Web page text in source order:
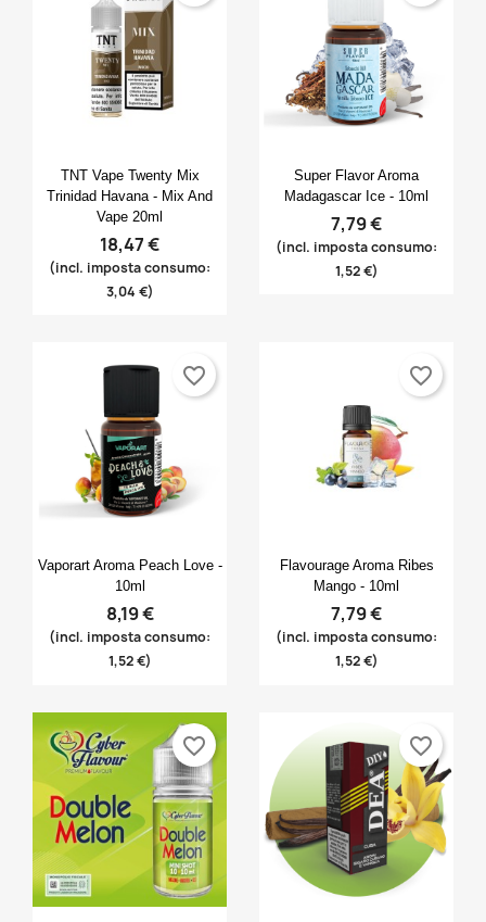
Anteprima
TNT Vape Twenty Mix
Trinidad Havana - Mix And
Vape 20ml
18,47 €
(incl. imposta consumo:
3,04 €)
Anteprima
Super Flavor Aroma
Madagascar Ice - 10ml
7,79 €
(incl. imposta consumo:
1,52 €)
Anteprima
Vaporart Aroma Peach Love -
10ml
8,19 €
(incl. imposta consumo:
1,52 €)
favorite_border
Anteprima
Flavourage Aroma Ribes
Mango - 10ml
7,79 €
(incl. imposta consumo:
1,52 €)
favorite_border
favorite_border favorite_border